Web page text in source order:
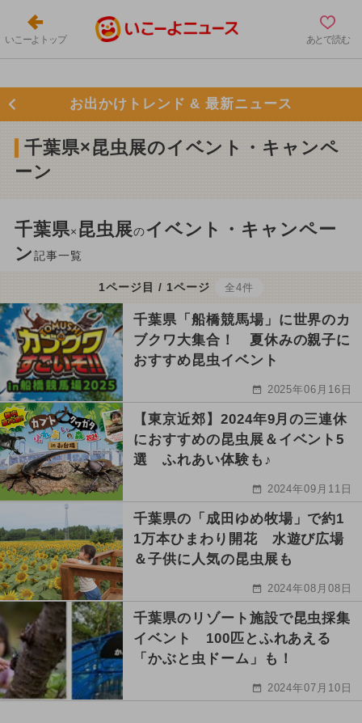
いこーよトップ あとで読む
お出かけトレンド & 最新ニュース
千葉県×昆虫展のイベント・キャンペ
ーン
千葉県× 昆虫展のイベント・キャンペー
ン記事一覧
1ページ目 / 1ページ 全4件
千葉県「船橋競馬場」に世界のカ
ブクワ大集合！ 夏休みの親子に
おすすめ昆虫イベント
2025年06月16日
【東京近郊】2024年9月の三連休
におすすめの昆虫展＆イベント5
選 ふれあい体験も♪
2024年09月11日
千葉県の「成田ゆめ牧場」で約1
1万本ひまわり開花 水遊び広場
＆子供に人気の昆虫展も
2024年08月08日
千葉県のリゾート施設で昆虫採集
イベント 100匹とふれあえる
「かぶと虫ドーム」も！
2024年07月10日